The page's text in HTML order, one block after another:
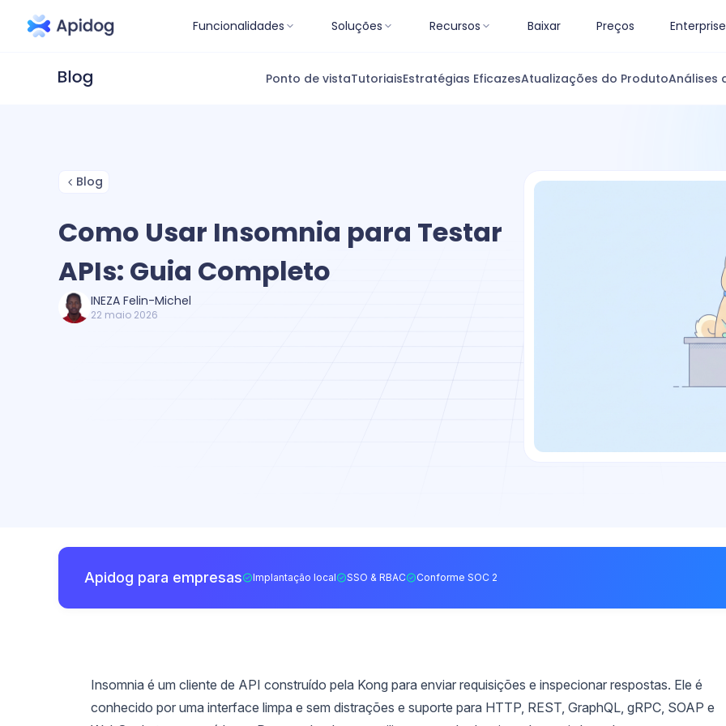
Funcionalidades Soluções Recursos Baixar Preços Enterprise
Ponto de vistaTutoriaisEstratégias EficazesAtualizações do ProdutoAnálises
Blog
Como Usar Insomnia para Testar
APIs: Guia Completo
INEZA Felin-Michel
22 maio 2026
Apidog para empresas Implantação local SSO & RBAC Conforme SOC 2
Insomnia é um cliente de API construído pela Kong para enviar requisições e inspecionar respostas. Ele é
conhecido por uma interface limpa e sem distrações e suporte para HTTP, REST, GraphQL, gRPC, SOAP e